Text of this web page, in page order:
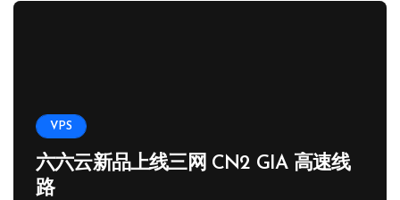
VPS
六六云新品上线三网 CN2 GIA 高速线
路